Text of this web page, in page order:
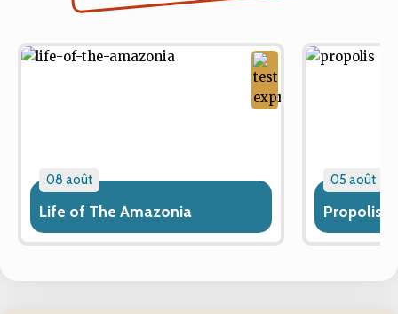
08 août
Life of The Amazonia
05 août
Propolis